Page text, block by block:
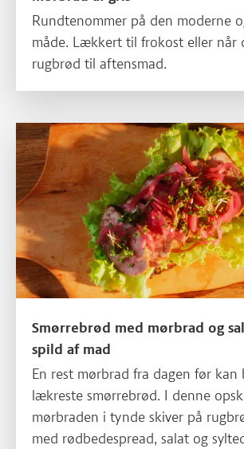
Rundtenommer på den moderne
måde. Lækkert til frokost eller når
rugbrød til aftensmad.
Smørrebrød med mørbrad og
spild af mad
En rest mørbrad fra dagen før
lækreste smørrebrød. I denne
mørbraden i tynde skiver på
med rødbedespread, salat og
Smørrebrød med mørbrad og salat -